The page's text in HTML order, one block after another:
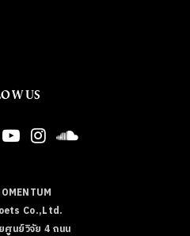
US
Co.,Ltd.
ศูนย์วิจัย 4 ถนน